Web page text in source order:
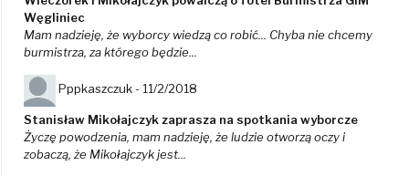
Węgliniec
Mam nadzieję, że wyborcy wiedzą co robić... Chyba nie chcemy
burmistrza, za którego będzie...
Pppkaszczuk - 11/2/2018
Stanisław Mikołajczyk zaprasza na spotkania wyborcze
Życzę powodzenia, mam nadzieję, że ludzie otworzą oczy i
zobaczą, że Mikołajczyk jest...